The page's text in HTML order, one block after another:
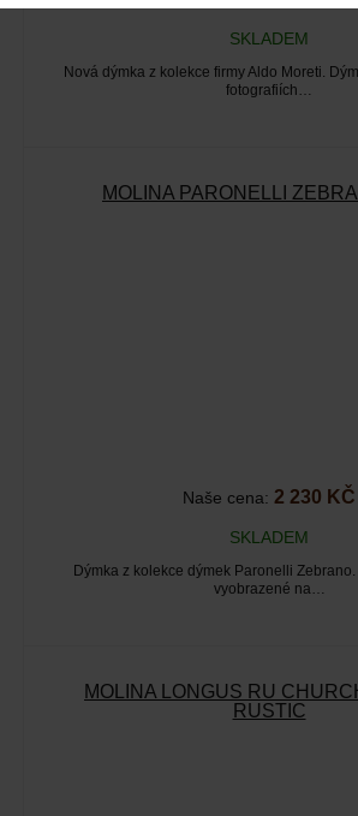
SKLADEM
Nová dýmka z kolekce firmy Aldo Moreti.
fotografiích…
MOLINA PARONELLI
Naše cena: 2 230 KČ
SKLADEM
Dýmka z kolekce dýmek Paronelli
vyobrazené na…
MOLINA LONGUS RU
RUSTIC